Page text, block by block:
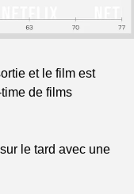
et le film est
de films
le tard avec une